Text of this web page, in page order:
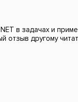
в задачах и
отзыв другому